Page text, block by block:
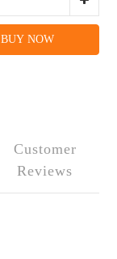
BUY NOW
Customer
Reviews